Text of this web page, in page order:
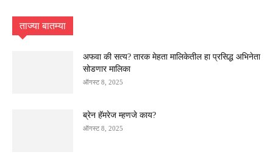
ताज्या बातम्या
अफवा की सत्य? तारक मेहता मालिकेतील हा प्रसिद्ध अभिनेता
सोडणार मालिका
ऑगस्ट 8, 2025
ब्रेन हॅमरेज म्हणजे काय?
ऑगस्ट 8, 2025